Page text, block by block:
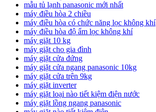
mẫu tủ lạnh panasonic mới nhất
máy điều hòa 2 chiều
máy điều hòa có chức năng lọc không khí
máy điều hòa độ ẩm lọc không khí
máy giặt 10 kg
máy giặt cho gia đình
máy giặt cửa đứng
máy giặt cửa ngang panasonic 10kg
máy giặt cửa trên 9kg
máy giặt inverter
máy giặt loại nào tiết kiệm điện nước
máy giặt lồng ngang panasonic